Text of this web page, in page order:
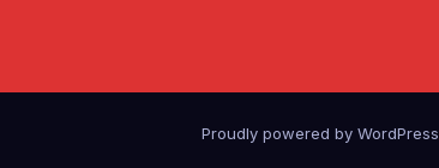
Proudly powered by WordPress